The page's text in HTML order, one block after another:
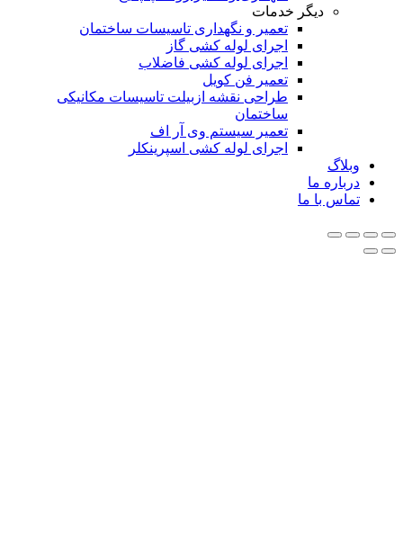
دیگر خدمات
تعمیر و نگهداری تاسیسات ساختمان
اجرای لوله کشی گاز
اجرای لوله کشی فاضلاب
تعمیر فن کویل
طراحی نقشه ازبیلت تاسیسات مکانیکی
ساختمان
تعمیر سیستم وی آر اف
اجرای لوله کشی اسپرینکلر
ما
با ما